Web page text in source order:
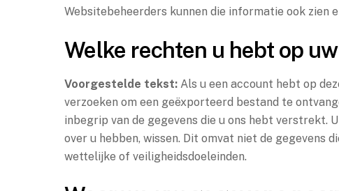
Websitebeheerders kunnen die informatie ook zien
Welke rechten u hebt op
Voorgestelde tekst: Als u een account hebt op
verzoeken om een geëxporteerd bestand te
inbegrip van de gegevens die u ons hebt verstrekt.
over u hebben, wissen. Dit omvat niet de gegevens
wettelijke of veiligheidsdoeleinden.